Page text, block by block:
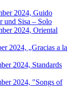
2024, Guido
und Sisa – Solo
2024, Oriental
2024, „Gracias a la
2024, Standards
2024, "Songs of